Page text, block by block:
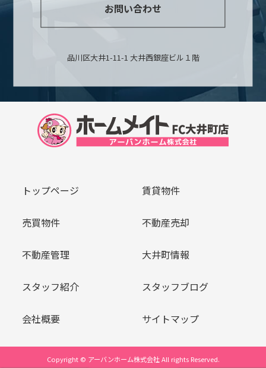
お問い合わせ
品川区大井1-11-1 大井西銀座ビル１階
トップページ 賃貸物件
売買物件 不動産売却
不動産管理 大井町情報
スタッフ紹介 スタッフブログ
会社概要 サイトマップ
Copyright © アーバンホーム株式会社 All rights Reserved.